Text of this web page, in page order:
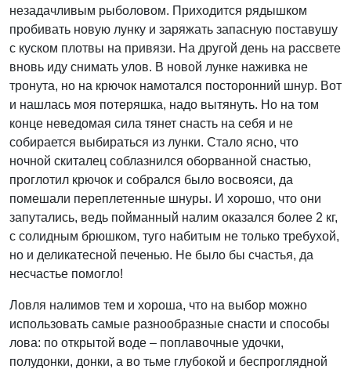
незадачливым рыболовом. Приходится рядышком
пробивать новую лунку и заряжать запасную поставушу
с куском плотвы на привязи. На другой день на рассвете
вновь иду снимать улов. В новой лунке наживка не
тронута, но на крючок намотался посторонний шнур. Вот
и нашлась моя потеряшка, надо вытянуть. Но на том
конце неведомая сила тянет снасть на себя и не
собирается выбираться из лунки. Стало ясно, что
ночной скиталец соблазнился оборванной снастью,
проглотил крючок и собрался было восвояси, да
помешали переплетенные шнуры. И хорошо, что они
запутались, ведь пойманный налим оказался более 2 кг,
с солидным брюшком, туго набитым не только требухой,
но и деликатесной печенью. Не было бы счастья, да
несчастье помогло!
Ловля налимов тем и хороша, что на выбор можно
использовать самые разнообразные снасти и способы
лова: по открытой воде – поплавочные удочки,
полудонки, донки, а во тьме глубокой и беспроглядной